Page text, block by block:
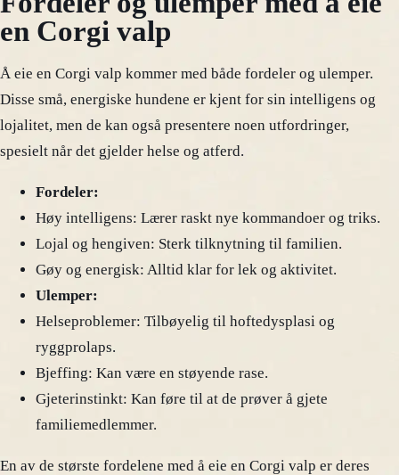
en Corgi valp
Å eie en Corgi valp kommer med både fordeler og ulemper.
Disse små, energiske hundene er kjent for sin intelligens og
lojalitet, men de kan også presentere noen utfordringer,
spesielt når det gjelder helse og atferd.
Fordeler:
Høy intelligens: Lærer raskt nye kommandoer og triks.
Lojal og hengiven: Sterk tilknytning til familien.
Gøy og energisk: Alltid klar for lek og aktivitet.
Ulemper:
Helseproblemer: Tilbøyelig til hoftedysplasi og
ryggprolaps.
Bjeffing: Kan være en støyende rase.
Gjeterinstinkt: Kan føre til at de prøver å gjete
familiemedlemmer.
En av de største fordelene med å eie en Corgi valp er deres